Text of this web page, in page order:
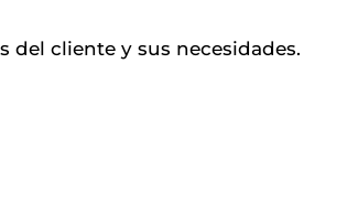
del cliente y sus necesidades.